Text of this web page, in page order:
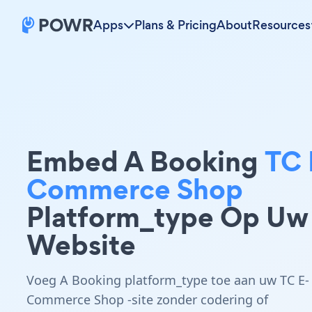
Apps Plans & PricingAboutResources
Embed A Booking TC
Commerce Shop
Platform_type Op Uw
Website
Voeg A Booking platform_type toe aan uw TC E-
Commerce Shop -site zonder codering of